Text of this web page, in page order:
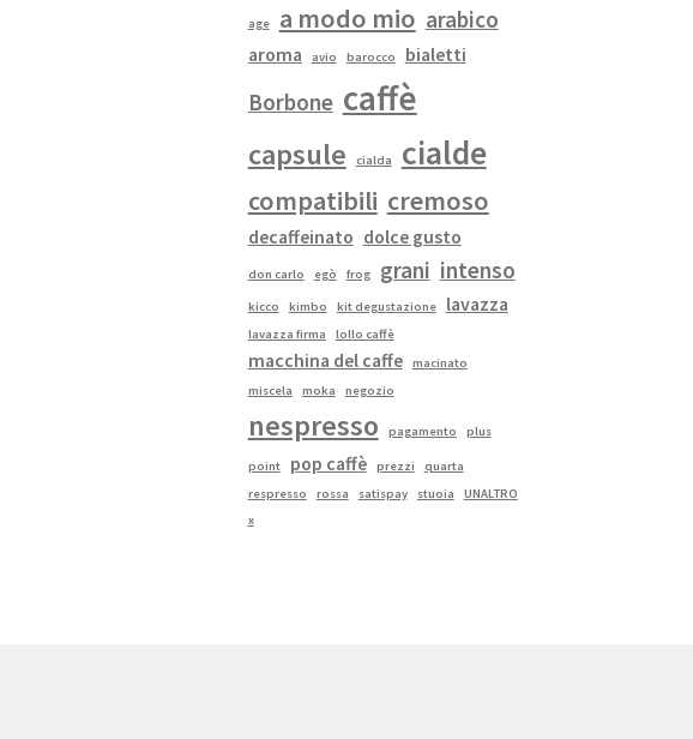
age a modo mio arabico
aroma avio barocco bialetti
Borbone caffè
capsule cialda cialde
compatibili cremoso
decaffeinato dolce gusto
don carlo egò frog grani intenso
kicco kimbo kit degustazione lavazza
lavazza firma lollo caffè
macchina del caffe
macinato
miscela
moka negozio
nespresso pagamento plus
point pop caffè prezzi
quarta
respresso
rossa satispay stuoia
UNALTRO
x